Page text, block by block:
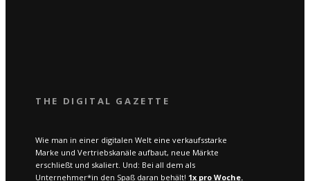
THE DIGITAL GAZETTE
Wie man in einer digitalen Welt eine verkaufsstarke
Marke und Vertriebskanäle aufbaut, neue Märkte
erschließt und skaliert. Und: Bei all dem als
Unternehmer*in den Spaß daran behält! 1x pro Woche.